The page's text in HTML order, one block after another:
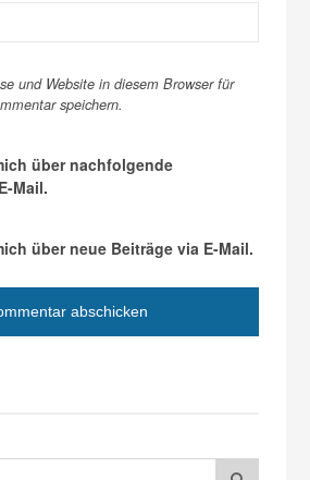
und Website in diesem Browser für
speichern.
über nachfolgende
Mail.
über neue Beiträge via E-Mail.